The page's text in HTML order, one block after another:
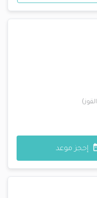
القوز)
إحجز موعد